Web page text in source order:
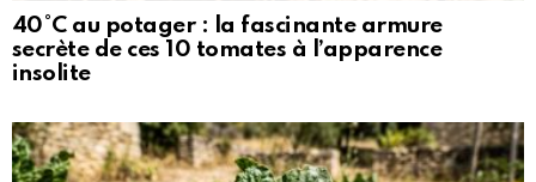
40°C au potager : la fascinante armure
secrète de ces 10 tomates à l’apparence
insolite